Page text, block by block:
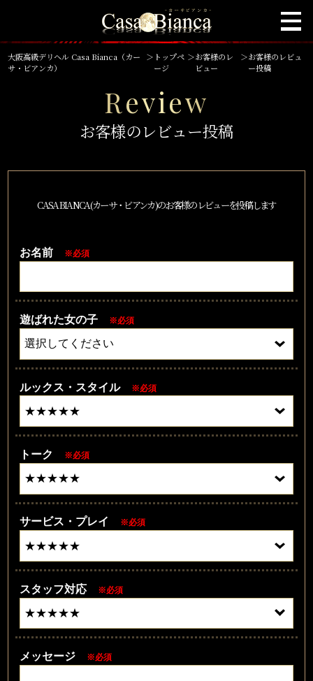
大阪高級デリヘル Casa Bianca（カー
サ・ビアンカ）
＞ トップペ
ージ
＞お客様のレ
ビュー
＞お客様のレビュ
ー投稿
Review
お客様のレビュー投稿
CASA BIANCA(カーサ・ビアンカ)のお客様のレビューを投稿します
お名前 ※必須
遊ばれた女の子 ※必須
ルックス・スタイル ※必須
トーク ※必須
サービス・プレイ ※必須
スタッフ対応 ※必須
メッセージ ※必須